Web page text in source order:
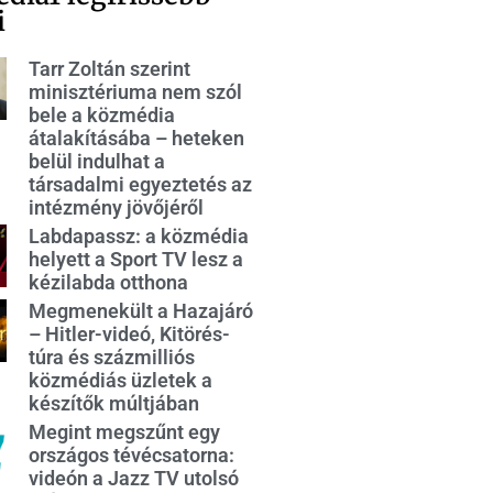
Tarr Zoltán szerint
minisztériuma nem szól
bele a közmédia
átalakításába – heteken
belül indulhat a
társadalmi egyeztetés az
intézmény jövőjéről
Labdapassz: a közmédia
helyett a Sport TV lesz a
kézilabda otthona
Megmenekült a Hazajáró
– Hitler-videó, Kitörés-
túra és százmilliós
közmédiás üzletek a
készítők múltjában
Megint megszűnt egy
országos tévécsatorna:
videón a Jazz TV utolsó